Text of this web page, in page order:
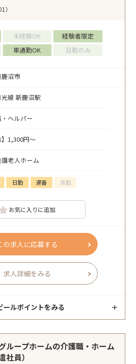
）
未経験OK
経験者限定
車通勤OK 日勤のみ
沼市
線 新鹿沼駅
ヘルパー
】1,300円～
老人ホーム
日勤 遅番 夜勤
お気に入りに追加
の求人に応募する
求人詳細をみる
ールポイントをみる
ループホームの介護職・ホーム
社員）